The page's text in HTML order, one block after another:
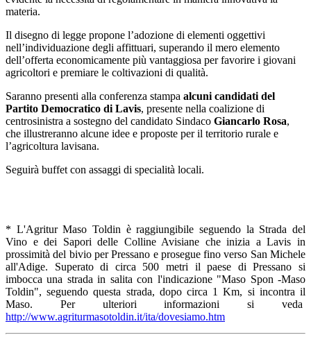
materia.
Il disegno di legge propone l’adozione di elementi oggettivi
nell’individuazione degli affittuari, superando il mero elemento
dell’offerta economicamente più vantaggiosa per favorire i giovani
agricoltori e premiare le coltivazioni di qualità.
Saranno presenti alla conferenza stampa alcuni candidati del
Partito Democratico di Lavis, presente nella coalizione di
centrosinistra a sostegno del candidato Sindaco Giancarlo Rosa,
che illustreranno alcune idee e proposte per il territorio rurale e
l’agricoltura lavisana.
Seguirà buffet con assaggi di specialità locali.
* L'Agritur Maso Toldin è raggiungibile seguendo la Strada del
Vino e dei Sapori delle Colline Avisiane che inizia a Lavis in
prossimità del bivio per Pressano e prosegue fino verso San Michele
all'Adige. Superato di circa 500 metri il paese di Pressano si
imbocca una strada in salita con l'indicazione "Maso Spon -Maso
Toldin", seguendo questa strada, dopo circa 1 Km, si incontra il
Maso. Per ulteriori informazioni si veda
http://www.agriturmasotoldin.it/ita/dovesiamo.htm